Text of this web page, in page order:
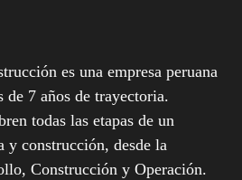
es una empresa peruana
de 7 años de trayectoria.
todas las etapas de un
y construcción, desde la
Construcción y Operación.